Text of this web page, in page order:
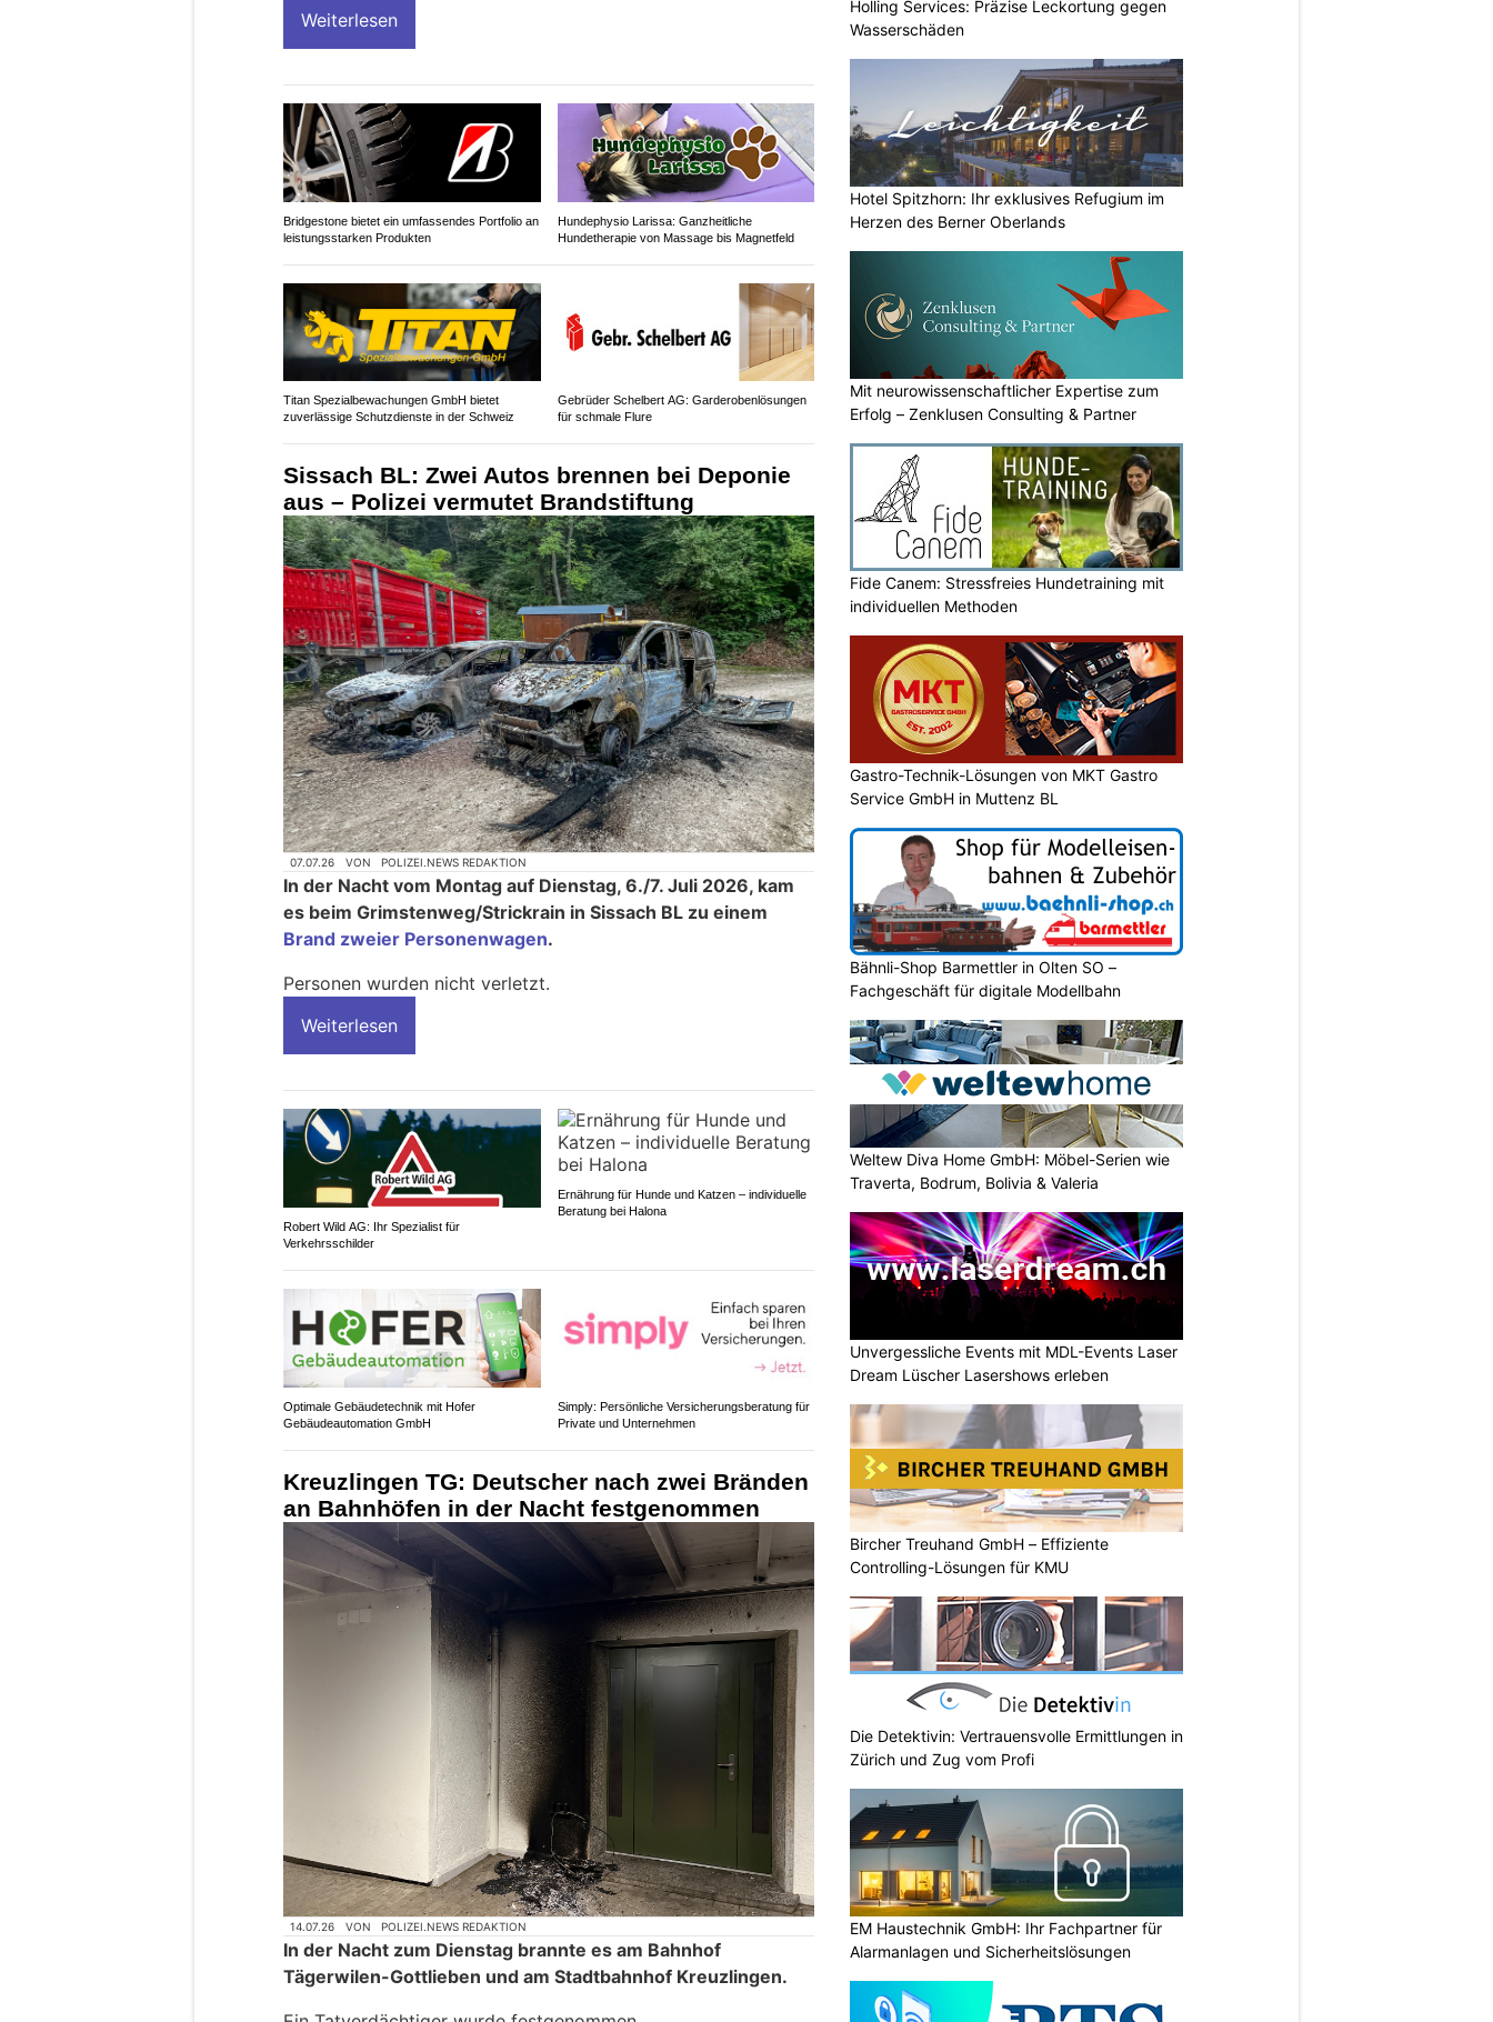
Weiterlesen
Bridgestone bietet ein umfassendes Portfolio an
leistungsstarken Produkten
Hundephysio Larissa: Ganzheitliche
Hundetherapie von Massage bis Magnetfeld
Titan Spezialbewachungen GmbH bietet
zuverlässige Schutzdienste in der Schweiz
Gebrüder Schelbert AG: Garderobenlösungen
für schmale Flure
Sissach BL: Zwei Autos brennen bei Deponie
aus – Polizei vermutet Brandstiftung
07.07.26 VON POLIZEI.NEWS REDAKTION
In der Nacht vom Montag auf Dienstag, 6./7. Juli 2026, kam
es beim Grimstenweg/Strickrain in Sissach BL zu einem
Brand zweier Personenwagen.
Personen wurden nicht verletzt.
Weiterlesen
Robert Wild AG: Ihr Spezialist für
Verkehrsschilder
Ernährung für Hunde und Katzen – individuelle
Beratung bei Halona
Optimale Gebäudetechnik mit Hofer
Gebäudeautomation GmbH
Simply: Persönliche Versicherungsberatung für
Private und Unternehmen
Kreuzlingen TG: Deutscher nach zwei Bränden
an Bahnhöfen in der Nacht festgenommen
14.07.26 VON POLIZEI.NEWS REDAKTION
In der Nacht zum Dienstag brannte es am Bahnhof
Tägerwilen-Gottlieben und am Stadtbahnhof Kreuzlingen.
Holling Services: Präzise Leckortung gegen
Wasserschäden
Hotel Spitzhorn: Ihr exklusives Refugium im
Herzen des Berner Oberlands
Mit neurowissenschaftlicher Expertise zum
Erfolg – Zenklusen Consulting & Partner
Fide Canem: Stressfreies Hundetraining mit
individuellen Methoden
Gastro-Technik-Lösungen von MKT Gastro
Service GmbH in Muttenz BL
Bähnli-Shop Barmettler in Olten SO –
Fachgeschäft für digitale Modellbahn
Weltew Diva Home GmbH: Möbel-Serien wie
Traverta, Bodrum, Bolivia & Valeria
Unvergessliche Events mit MDL-Events Laser
Dream Lüscher Lasershows erleben
Bircher Treuhand GmbH – Effiziente
Controlling-Lösungen für KMU
Die Detektivin: Vertrauensvolle Ermittlungen in
Zürich und Zug vom Profi
EM Haustechnik GmbH: Ihr Fachpartner für
Alarmanlagen und Sicherheitslösungen